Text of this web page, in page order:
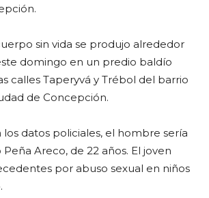
sin vida se produjo alrededor
domingo en un predio baldío
calles Taperyvá y Trébol del barrio
de Concepción.
datos policiales, el hombre sería
Areco, de 22 años. El joven
por abuso sexual en niños